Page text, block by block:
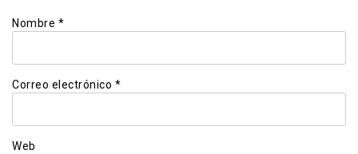
Nombre *
Correo electrónico *
Web